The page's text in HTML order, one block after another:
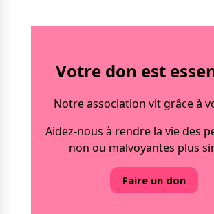
Votre don est
Notre association vit grâce à
Aidez-nous à rendre la vie des
non ou malvoyantes plus
Faire un don